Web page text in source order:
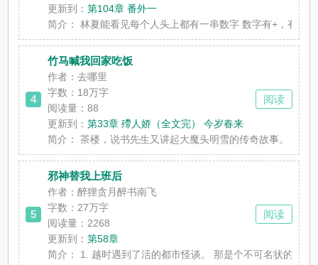
更新到：第104章 番外一
简介：
林夏能看见每个人头上都有一串数字 数字有+，有-
4
竹马喊我回家吃饭
作者：去哪里
字数： 18万字
阅读量：88
更新到：第33章 殢人娇（全文完） 今岁春来
简介：
茶楼，说书先生又讲起大魔头明雪的传奇故事。 说
阅读
5
邪神替我上班后
作者：醉狸贪月醉书南飞
字数：27万字
阅读量：2268
更新到：第58章
简介：
1. 越时遇到了活的都市怪谈。 那是个不可名状的怪
阅读